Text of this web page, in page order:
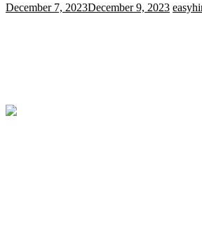
December 7, 2023December 9, 2023